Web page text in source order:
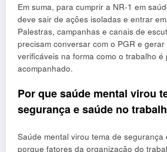
Em suma, para cumprir a NR-1 em
deve sair de ações isoladas e entrar
Palestras, campanhas e canais de
precisam conversar com o PGR e gerar
verificáveis na forma como o trabalho
acompanhado.
Por que saúde mental virou
segurança e saúde no
Saúde mental virou tema de
porque fatores da organização do